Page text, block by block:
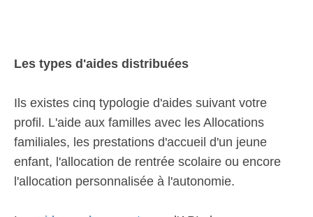
Les types d'aides distribuées
Ils existes cinq typologie d'aides suivant votre
profil. L'aide aux familles avec les Allocations
familiales, les prestations d'accueil d'un jeune
enfant, l'allocation de rentrée scolaire ou encore
l'allocation personnalisée à l'autonomie.